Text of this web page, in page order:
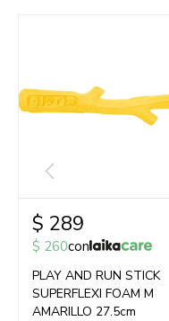
$ 289
$ 260con
PLAY AND RUN STICK
SUPERFLEXI FOAM M
AMARILLO 27.5cm